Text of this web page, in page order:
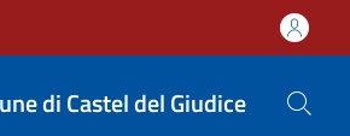
di Castel del Giudice